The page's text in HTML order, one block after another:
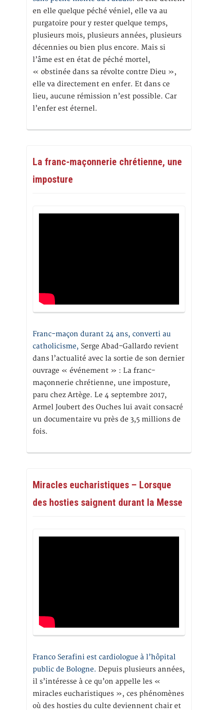
en elle quelque péché véniel, elle va au
purgatoire pour y rester quelque temps,
plusieurs mois, plusieurs années, plusieurs
décennies ou bien plus encore. Mais si
l’âme est en état de péché mortel,
« obstinée dans sa révolte contre Dieu »,
elle va directement en enfer. Et dans ce
lieu, aucune rémission n’est possible. Car
l’enfer est éternel.
La franc-maçonnerie chrétienne, une
imposture
Franc-maçon durant 24 ans, converti au
catholicisme, Serge Abad-Gallardo revient
dans l’actualité avec la sortie de son dernier
ouvrage « événement » : La franc-
maçonnerie chrétienne, une imposture,
paru chez Artège. Le 4 septembre 2017,
Armel Joubert des Ouches lui avait consacré
un documentaire vu près de 3,5 millions de
fois.
Miracles eucharistiques – Lorsque
des hosties saignent durant la Messe
Franco Serafini est cardiologue à l’hôpital
public de Bologne. Depuis plusieurs années,
il s’intéresse à ce qu’on appelle les «
miracles eucharistiques », ces phénomènes
où des hosties du culte deviennent chair et